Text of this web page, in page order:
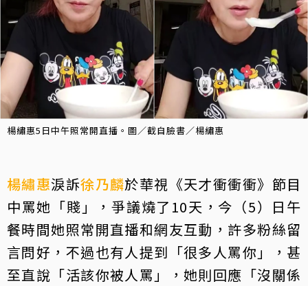
楊繡惠5日中午照常開直播。圖／截自臉書／楊繡惠
楊繡惠淚訴徐乃麟於華視《天才衝衝衝》節目
中罵她「賤」，爭議燒了10天，今（5）日午
餐時間她照常開直播和網友互動，許多粉絲留
言問好，不過也有人提到「很多人罵你」，甚
至直說「活該你被人罵」，她則回應「沒關係